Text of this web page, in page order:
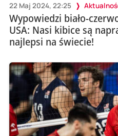
22 Maj 2024, 22:25
Wypowiedzi biało-
USA: Nasi kibice są
najlepsi na świecie!